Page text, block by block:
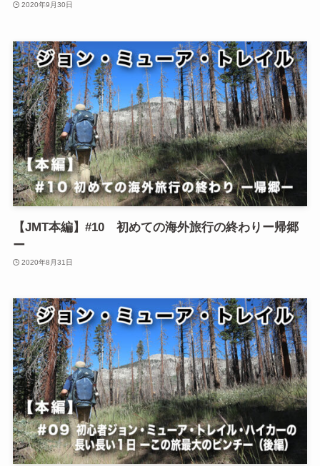
2020年9月30日
【JMT本編】#10 初めての海外旅行の終わりー帰郷
ー
2020年8月31日